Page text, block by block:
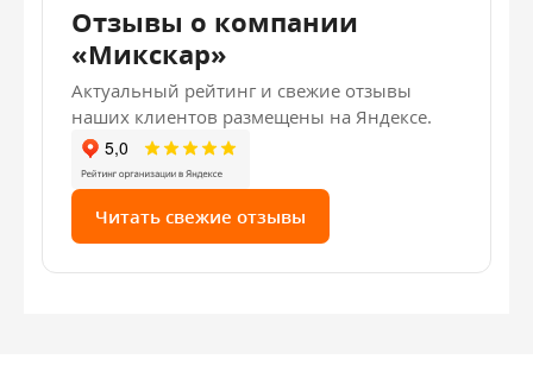
Отзывы о компании
«Микскар»
Актуальный рейтинг и свежие отзывы
наших клиентов размещены на Яндексе.
Читать свежие отзывы